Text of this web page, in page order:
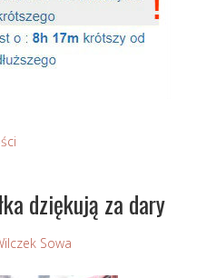
dziękują za dary
Sowa